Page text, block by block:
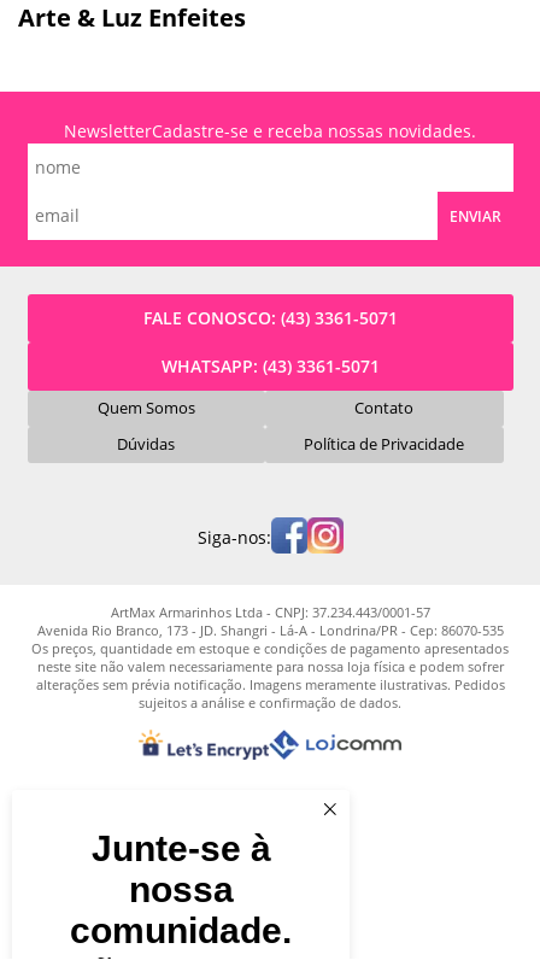
Arte & Luz Enfeites
NewsletterCadastre-se e receba nossas novidades.
ENVIAR
FALE CONOSCO: (43) 3361-5071
WHATSAPP: (43) 3361-5071
Quem Somos
Contato
Dúvidas
Política de Privacidade
Siga-nos:
ArtMax Armarinhos Ltda - CNPJ: 37.234.443/0001-57
Avenida Rio Branco, 173 - JD. Shangri - Lá-A - Londrina/PR - Cep: 86070-535
Os preços, quantidade em estoque e condições de pagamento apresentados
neste site não valem necessariamente para nossa loja física e podem sofrer
alterações sem prévia notificação. Imagens meramente ilustrativas. Pedidos
sujeitos a análise e confirmação de dados.